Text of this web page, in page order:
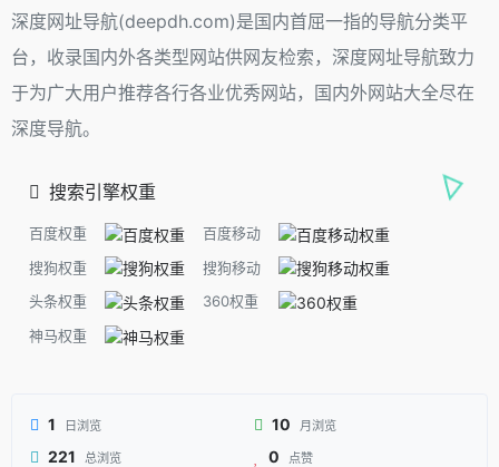
深度网址导航(deepdh.com)是国内首屈一指的导航分类平
台，收录国内外各类型网站供网友检索，深度网址导航致力
于为广大用户推荐各行各业优秀网站，国内外网站大全尽在
深度导航。
搜索引擎权重
百度权重
百度移动
搜狗权重
搜狗移动
头条权重
360权重
神马权重
1 日浏览 10 月浏览
221 总浏览 0 点赞